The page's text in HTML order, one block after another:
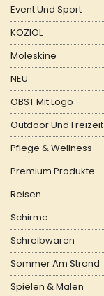
Event Und Sport
KOZIOL
Moleskine
NEU
OBST Mit Logo
Outdoor Und Freizeit
Pflege & Wellness
Premium Produkte
Reisen
Schirme
Schreibwaren
Sommer Am Strand
Spielen & Malen